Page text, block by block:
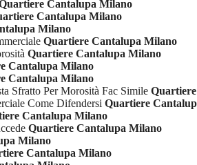
Cantalupa Milano
Cantalupa Milano
Milano
Quartiere Cantalupa Milano
Quartiere Cantalupa Milano
Cantalupa Milano
Cantalupa Milano
Sfratto Per Morosità Fac Simile
Come Difendersi Quartiere
Cantalupa Milano
Quartiere Cantalupa Milano
Milano
Cantalupa Milano